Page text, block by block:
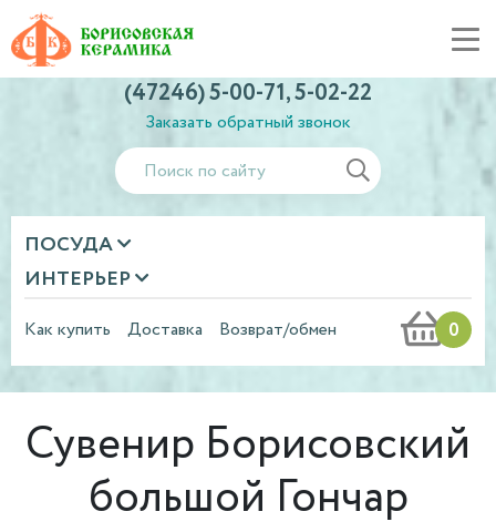
Россия, Белгородская обл., пгт. Борисовка
info@borkeramika.ru
(47246) 5-00-71, 5-02-22
Заказать обратный звонок
ПОСУДА
ИНТЕРЬЕР
Как купить Доставка Возврат/обмен 0
Сувенир Борисовский
большой Гончар